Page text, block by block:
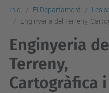
Inici El Departament
Les
Enginyeria del Terreny,
Enginyeria
Terreny,
Cartogràfica